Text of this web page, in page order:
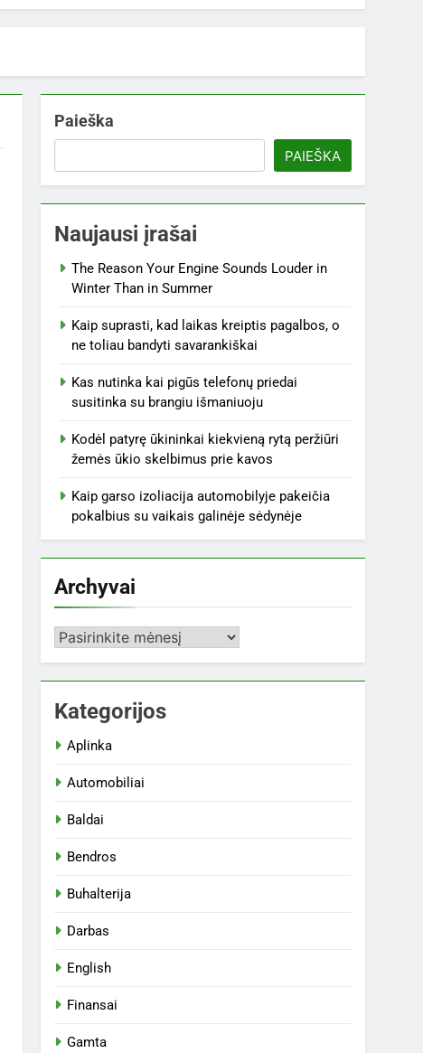
Paieška
PAIEŠKA
Naujausi įrašai
The Reason Your Engine Sounds Louder in
Winter Than in Summer
Kaip suprasti, kad laikas kreiptis pagalbos, o
ne toliau bandyti savarankiškai
Kas nutinka kai pigūs telefonų priedai
susitinka su brangiu išmaniuoju
Kodėl patyrę ūkininkai kiekvieną rytą peržiūri
žemės ūkio skelbimus prie kavos
Kaip garso izoliacija automobilyje pakeičia
pokalbius su vaikais galinėje sėdynėje
Archyvai
Archyvai
Kategorijos
Aplinka
Automobiliai
Baldai
Bendros
Buhalterija
Darbas
English
Finansai
Gamta